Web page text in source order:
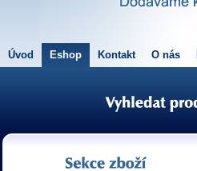
Úvod Eshop Kontakt O nás